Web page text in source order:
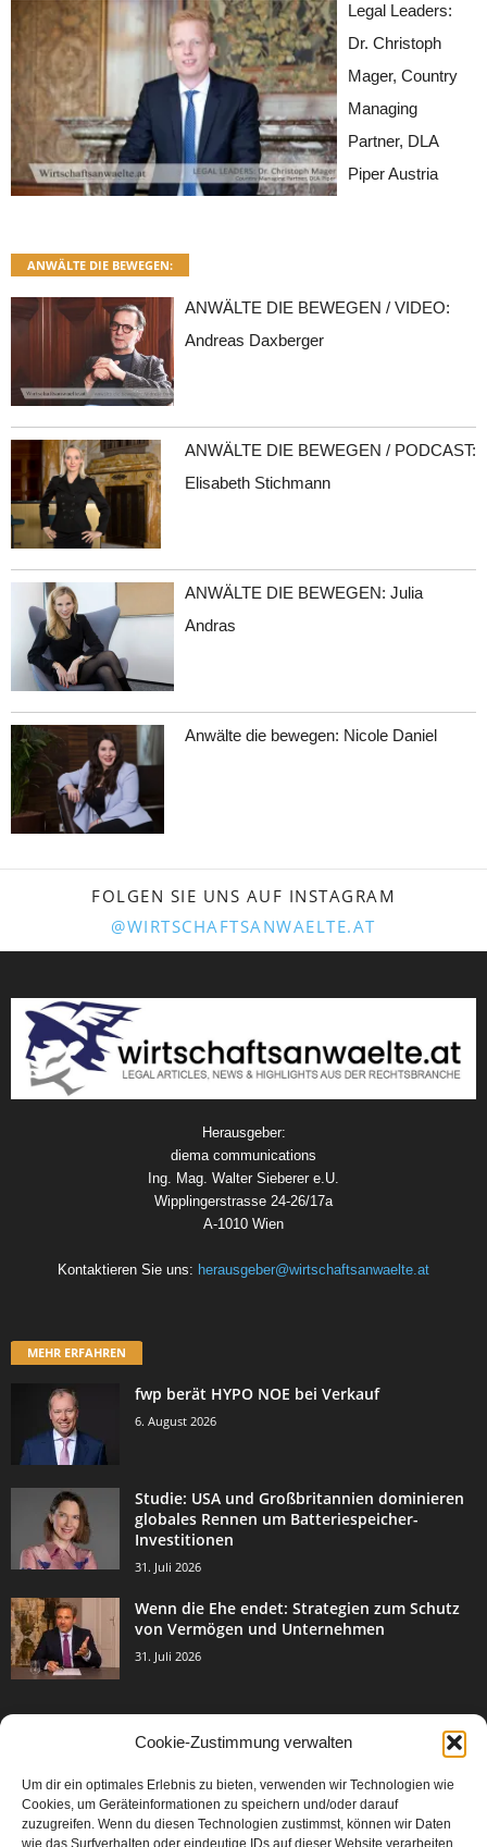
Cookie-Zustimmung verwalten
Um dir ein optimales Erlebnis zu bieten, verwenden wir Technologien wie
Cookies, um Geräteinformationen zu speichern und/oder darauf
zuzugreifen. Wenn du diesen Technologien zustimmst, können wir Daten
wie das Surfverhalten oder eindeutige IDs auf dieser Website verarbeiten.
Legal Leaders:
Dr. Christoph
Mager, Country
Managing
Partner, DLA
Piper Austria
ANWÄLTE DIE BEWEGEN:
ANWÄLTE DIE BEWEGEN / VIDEO:
Andreas Daxberger
ANWÄLTE DIE BEWEGEN / PODCAST:
Elisabeth Stichmann
ANWÄLTE DIE BEWEGEN: Julia
Andras
Anwälte die bewegen: Nicole Daniel
FOLGEN SIE UNS AUF INSTAGRAM
@WIRTSCHAFTSANWAELTE.AT
Herausgeber:
diema communications
Ing. Mag. Walter Sieberer e.U.
Wipplingerstrasse 24-26/17a
A-1010 Wien
Kontaktieren Sie uns: herausgeber@wirtschaftsanwaelte.at
MEHR ERFAHREN
fwp berät HYPO NOE bei Verkauf
6. August 2026
Studie: USA und Großbritannien dominieren
globales Rennen um Batteriespeicher-
Investitionen
31. Juli 2026
Wenn die Ehe endet: Strategien zum Schutz
von Vermögen und Unternehmen
31. Juli 2026
Events & Success 3003
Breaking News 2067